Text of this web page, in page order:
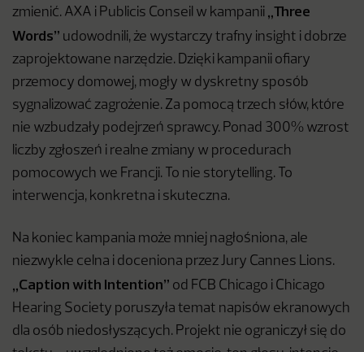
zmienić. AXA i Publicis Conseil w kampanii „Three
Words” udowodnili, że wystarczy trafny insight i dobrze
zaprojektowane narzędzie. Dzięki kampanii ofiary
przemocy domowej, mogły w dyskretny sposób
sygnalizować zagrożenie. Za pomocą trzech słów, które
nie wzbudzały podejrzeń sprawcy. Ponad 300% wzrost
liczby zgłoszeń i realne zmiany w procedurach
pomocowych we Francji. To nie storytelling. To
interwencja, konkretna i skuteczna.
Na koniec kampania może mniej nagłośniona, ale
niezwykle celna i doceniona przez Jury Cannes Lions.
„Caption with Intention” od FCB Chicago i Chicago
Hearing Society poruszyła temat napisów ekranowych
dla osób niedosłyszących. Projekt nie ograniczył się do